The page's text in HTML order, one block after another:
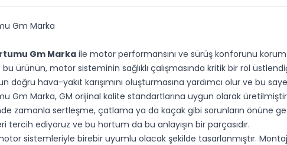
Gm Marka
Gm Markaile motor performansını ve sürüş konforunu
ürünün, motor sisteminin sağlıklı çalışmasında kritik bir rol
doğru hava-yakıt karışımını oluşturmasına yardımcı olur ve bu
Gm Marka, GM orijinal kalite standartlarına uygun olarak
zamanla sertleşme, çatlama ya da kaçak gibi sorunların önüne
tercih ediyoruz ve bu hortum da bu anlayışın bir parçasıdır.
sistemleriyle birebir uyumlu olacak şekilde tasarlanmıştır.